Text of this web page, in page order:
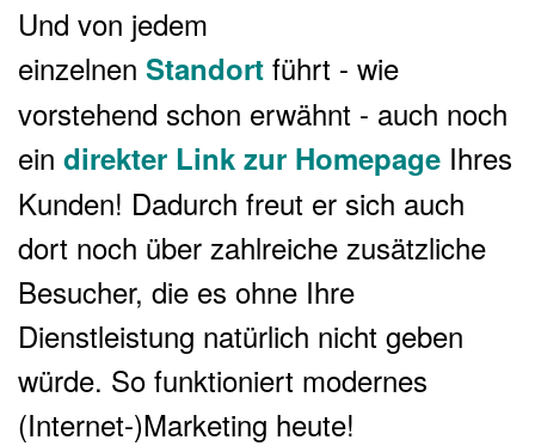
Und von jedem
einzelnen Standort führt - wie
vorstehend schon erwähnt - auch noch
ein direkter Link zur Homepage Ihres
Kunden! Dadurch freut er sich auch
dort noch über zahlreiche zusätzliche
Besucher, die es ohne Ihre
Dienstleistung natürlich nicht geben
würde. So funktioniert modernes
(Internet-)Marketing heute!